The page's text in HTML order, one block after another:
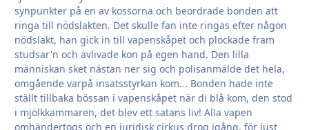
synpunkter på en av kossorna och beordrade bonden att
ringa till nödslakten. Det skulle fan inte ringas efter någon
nödslakt, han gick in till vapenskåpet och plockade fram
studsar'n och avlivade kon på egen hand. Den lilla
människan sket nästan ner sig och polisanmälde det hela,
omgående varpå insatsstyrkan kom... Bonden hade inte
ställt tillbaka bössan i vapenskåpet när di blå kom, den stod
i mjölkkammaren, det blev ett satans liv! Alla vapen
omhändertogs och en juridisk cirkus drog igång, för just